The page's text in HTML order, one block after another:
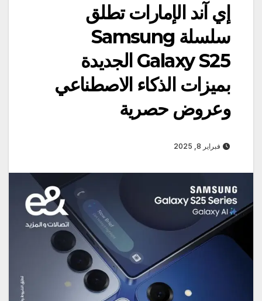
إي آند الإمارات تطلق
سلسلة Samsung
Galaxy S25 الجديدة
بميزات الذكاء الاصطناعي
وعروض حصرية
فبراير 8, 2025